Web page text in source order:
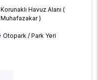
Korunaklı Havuz Alanı (
Muhafazakar )
Otopark / Park Yeri